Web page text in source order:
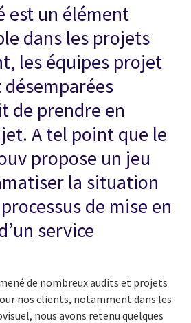
est un élément
dans les projets
les équipes projet
de prendre en
A tel point que le
propose un jeu
la situation
de mise en
service
de nombreux audits et projets
nos clients, notamment dans les
nous avons retenu quelques